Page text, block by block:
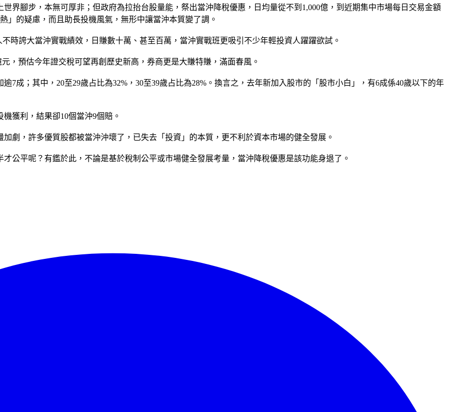
世界腳步，本無可厚非；但政府為拉抬台股量能，祭出當沖降稅優惠，日均量從不到1,000億，到近期集中市場每日交易金額
」的疑慮，而且助長投機風氣，無形中讓當沖本質變了調。
時誇大當沖實戰績效，日賺數十萬、甚至百萬，當沖實戰班更吸引不少年輕投資人躍躍欲試。
，預估今年證交稅可望再創歷史新高，券商更是大賺特賺，滿面春風。
7成；其中，20至29歲占比為32%，30至39歲占比為28%。換言之，去年新加入股市的「股市小白」，有6成係40歲以下的年
獲利，結果卻10個當沖9個賠。
劇，許多優質股都被當沖沖壞了，已失去「投資」的本質，更不利於資本市場的健全發展。
公平呢？有鑑於此，不論是基於稅制公平或市場健全發展考量，當沖降稅優惠是該功能身退了。